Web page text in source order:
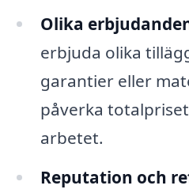
Olika
erbjuda olika
garantier eller
påverka
arbetet.
Reputation och